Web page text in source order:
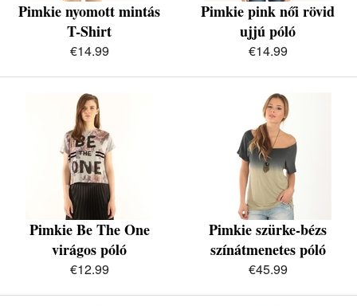
Pimkie nyomott mintás
T-Shirt
€14.99
Pimkie pink női rövid
ujjú póló
€14.99
Pimkie Be The One
virágos póló
€12.99
Pimkie szürke-bézs
színátmenetes póló
€45.99